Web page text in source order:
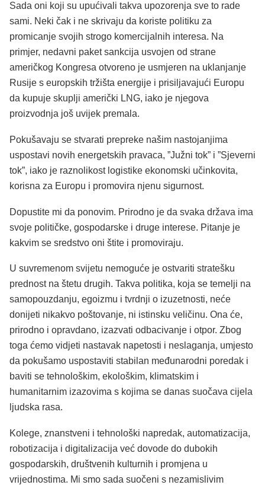
Sada oni koji su upućivali takva upozorenja sve to rade
sami. Neki čak i ne skrivaju da koriste politiku za
promicanje svojih strogo komercijalnih interesa. Na
primjer, nedavni paket sankcija usvojen od strane
američkog Kongresa otvoreno je usmjeren na uklanjanje
Rusije s europskih tržišta energije i prisiljavajući Europu
da kupuje skuplji američki LNG, iako je njegova
proizvodnja još uvijek premala.
Pokušavaju se stvarati prepreke našim nastojanjima
uspostavi novih energetskih pravaca, ”Južni tok” i ”Sjeverni
tok”, iako je raznolikost logistike ekonomski učinkovita,
korisna za Europu i promovira njenu sigurnost.
Dopustite mi da ponovim. Prirodno je da svaka država ima
svoje političke, gospodarske i druge interese. Pitanje je
kakvim se sredstvo oni štite i promoviraju.
U suvremenom svijetu nemoguće je ostvariti stratešku
prednost na štetu drugih. Takva politika, koja se temelji na
samopouzdanju, egoizmu i tvrdnji o izuzetnosti, neće
donijeti nikakvo poštovanje, ni istinsku veličinu. Ona će,
prirodno i opravdano, izazvati odbacivanje i otpor. Zbog
toga ćemo vidjeti nastavak napetosti i neslaganja, umjesto
da pokušamo uspostaviti stabilan međunarodni poredak i
baviti se tehnološkim, ekološkim, klimatskim i
humanitarnim izazovima s kojima se danas suočava cijela
ljudska rasa.
Kolege, znanstveni i tehnološki napredak, automatizacija,
robotizacija i digitalizacija već dovode do dubokih
gospodarskih, društvenih kulturnih i promjena u
vrijednostima. Mi smo sada suočeni s nezamislivim